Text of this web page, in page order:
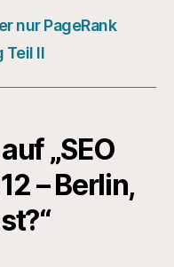
nur PageRank
Teil II
„SEO
– Berlin,